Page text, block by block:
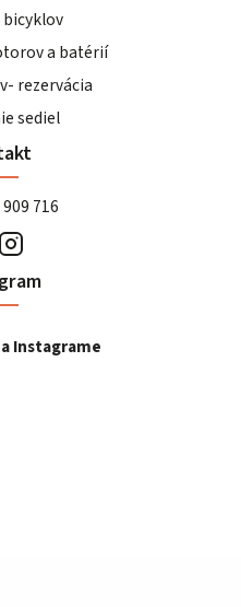
a batérií
rezervácia
sediel
716
Instagrame